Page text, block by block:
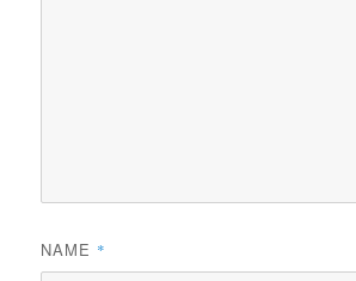
NAME *